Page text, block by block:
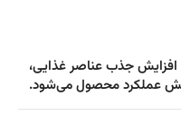
افزایش جذب عناصر غذایی،
عملکرد محصول می‌شود.